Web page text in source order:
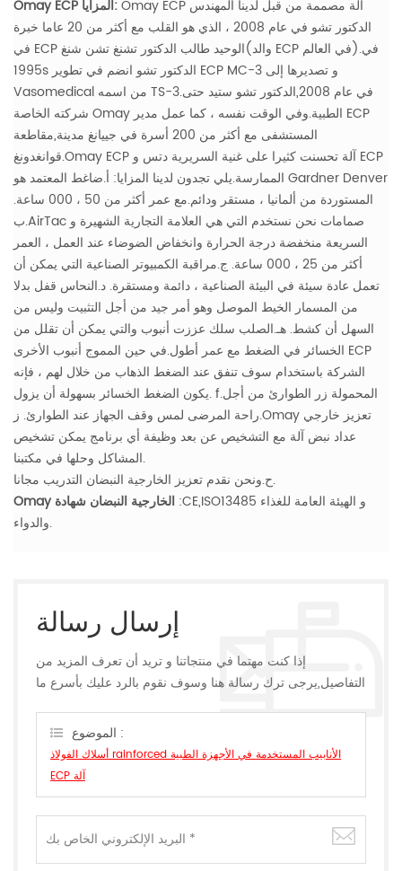
Omay ECP المزايا:Omay ECP آلة مصممة من قبل لدينا المهندس
الدكتور تشو في عام 2008 ، الذي هو القلب مع أكثر من 20 عاما خبرة
في ECP الوحيد طالب الدكتور تشنغ تشن شنغ(والد ECP في العالم).في
1995s الدكتور تشو انضم في تطوير ECP MC-3 و تصديرها إلى
Vasomedical من اسمه TS-3.في عام 2008,الدكتور تشو ستيد حتى
شركته الخاصة Omay الطبية.وفي الوقت نفسه ، كما عمل مدير ECP
المستشفى مع أكثر من 200 أسرة في جييانغ مدينة,مقاطعة
قوانغدونغ.Omay ECP آلة تحسنت كثيرا على غنية السريرية دتس و ECP
الممارسة.يلي تجدون لدينا المزايا: أ.ضاغط المعتمد هو Gardner Denver
المستوردة من ألمانيا ، مستقر ودائم.مع عمر أكثر من 50 ، 000 ساعة.
ب.AirTac صمامات نحن نستخدم التي هي العلامة التجارية الشهيرة و
السريعة منخفضة درجة الحرارة وانخفاض الضوضاء عند العمل ، العمر
أكثر من 25 ، 000 ساعة.
ج.مراقبة الكمبيوتر الصناعية التي يمكن أن
تعمل عادة سيئة في البيئة الصناعية ، دائمة ومستقرة. د.النحاس قفل بدلا
من المسمار الخيط الموصل وهو أمر جيد من أجل التثبيت وليس من
السهل أن كشط. هـ.الصلب سلك عززت أنبوب والتي يمكن أن تقلل من
الخسائر في الضغط مع عمر أطول.في حين المموج أنبوب الأخرى ECP
الشركة باستخدام سوف تنفق عند الضغط الذهاب من خلال لهم ، فإنه
يكون الضغط الخسائر بسهولة أن يزول.f.المحمولة زر الطوارئ من أجل
راحة المرضى لمس وقف الجهاز عند الطوارئ. ز.Omay تعزيز خارجي
عداد نبض آلة مع التشخيص عن بعد وظيفة أي برنامج يمكن تشخيص
المشاكل وحلها في مكتبنا.
ح.ونحن نقدم تعزيز الخارجية النبضان التدريب مجانا.
Omay الخارجية النبضان شهادة :CE,ISO13485 و الهيئة العامة للغذاء
والدواء.
إرسال رسالة
إذا كنت مهتما في منتجاتنا و تريد أن تعرف المزيد من
التفاصيل,يرجى ترك رسالة هنا وسوف نقوم بالرد عليك بأسرع ما
الموضوع :
أسلاك الفولاذ rainforced الأنابيب المستخدمة في الأجهزة الطبية
ECP آلة